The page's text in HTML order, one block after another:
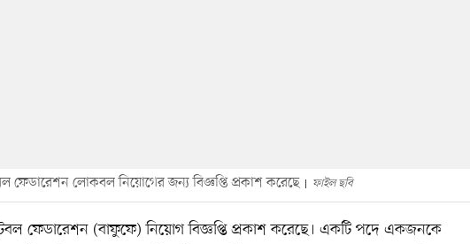
ফেডারেশন লোকবল নিয়োগের জন্য বিজ্ঞপ্তি প্রকাশ করেছে ফাইল ছবি
ফেডারেশন (বাফুফে) নিয়োগ বিজ্ঞপ্তি প্রকাশ করেছে। একটি পদে একজনকে